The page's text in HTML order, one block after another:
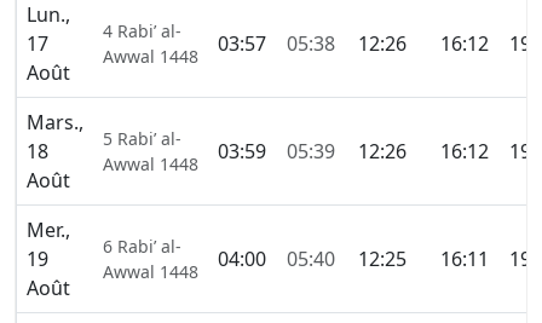
Lun.,
17
Août
4 Rabi’ al-
Awwal 1448
03:57 05:38 12:26 16:12
Mars.,
18
Août
5 Rabi’ al-
Awwal 1448
03:59 05:39 12:26 16:12
Mer.,
19
Août
6 Rabi’ al-
Awwal 1448
04:00 05:40 12:25 16:11